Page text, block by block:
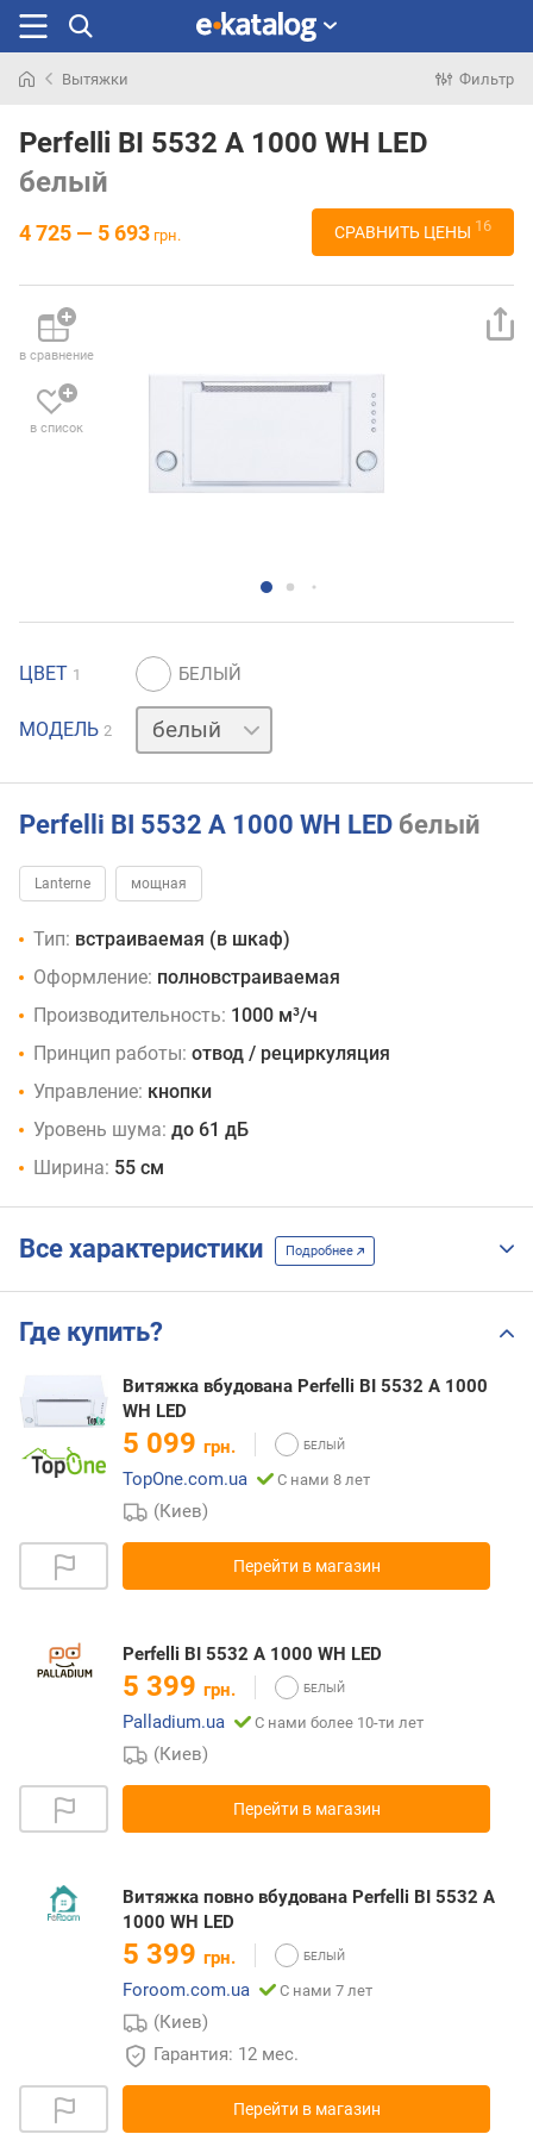
раньше
Вытяжки Фильтр
Perfelli BI 5532 A 1000 WH LED
белый
4 725 — 5 693 грн. СРАВНИТЬ ЦЕНЫ 16
в сравнение
в список
ЦВЕТ 1
МОДЕЛЬ 2
черный
Perfelli BI 5532 A 1000 WH LED белый
Lanterne мощная
Тип: встраиваемая (в шкаф)
Оформление: полновстраиваемая
Производительность: 1000 м³/ч
Принцип работы: отвод / рециркуляция
Управление: кнопки
Уровень шума: до 61 дБ
Ширина: 55 см
Все характеристики Подробнее
Где купить?
Витяжка вбудована Perfelli BI 5532 A 1000
WH LED
5 099 грн.
TopOne.com.ua
С нами 8 лет
(Киев)
Перейти в магазин
Perfelli BI 5532 A 1000 WH LED
5 399 грн.
Palladium.ua
С нами более 10-ти лет
(Киев)
Перейти в магазин
Витяжка повно вбудована Perfelli BI 5532 A
1000 WH LED
5 399 грн.
Foroom.com.ua
С нами 7 лет
(Киев)
Гарантия: 12 мес.
Перейти в магазин